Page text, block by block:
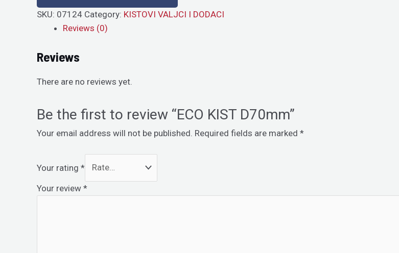
SKU: 07124 Category: KISTOVI VALJCI I DODACI
Reviews (0)
Reviews
There are no reviews yet.
Be the first to review “ECO KIST D70mm”
Your email address will not be published. Required fields are marked *
Your rating *
Your review *